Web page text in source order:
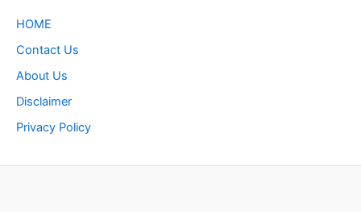
HOME
Contact Us
About Us
Disclaimer
Privacy Policy